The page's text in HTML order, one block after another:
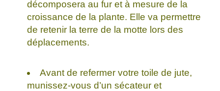
décomposera au fur et à mesure de la
croissance de la plante. Elle va permettre
de retenir la terre de la motte lors des
déplacements.
Avant de refermer votre toile de jute,
munissez-vous d’un sécateur et